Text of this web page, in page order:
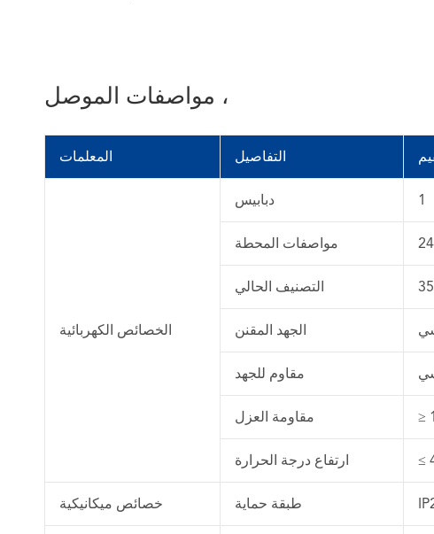
مواصفات الموصل ،
المعلمات التفاصيل
الخصائص الكهربائية
دبابيس 1
مواصفات المحطة
التصنيف الحالي
الجهد المقنن
مقاوم للجهد
مقاومة العزل ≥
ارتفاع درجة الحرارة ≤
خصائص ميكانيكية طبقة حماية